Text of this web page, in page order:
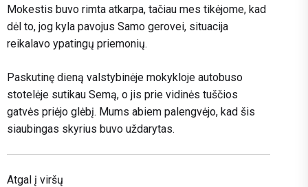
Mokestis buvo rimta atkarpa, tačiau mes tikėjome, kad
dėl to, jog kyla pavojus Samo gerovei, situacija
reikalavo ypatingų priemonių.
Paskutinę dieną valstybinėje mokykloje autobuso
stotelėje sutikau Semą, o jis prie vidinės tuščios
gatvės priėjo glėbį. Mums abiem palengvėjo, kad šis
siaubingas skyrius buvo uždarytas.
Atgal į viršų